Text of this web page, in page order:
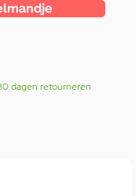
dagen retourneren